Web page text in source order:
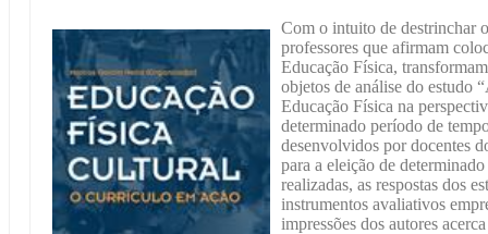
Com o intuito de destrinchar
professores que afirmam
Educação Física,
objetos de análise do estudo
Educação Física na
determinado período de
desenvolvidos por docentes
para a eleição de
realizadas, as respostas dos
instrumentos avaliativos
impressões dos autores